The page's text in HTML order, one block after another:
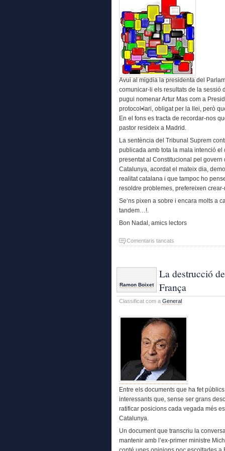
Avui al migdia la presidenta del
comunicar-li els resultats de la sessió
pugui nomenar Artur Mas com a
protocol•lari, obligat per la llei, però
En el fons es tracta de recordar-nos
pastor resideix a Madrid.
La sentència del Tribunal Suprem
publicada amb tota la mala intenció
presentat al Constitucional pel
Catalunya, acordat el mateix dia,
realitat catalana i que tampoc ho
resoldre problemes, prefereixen
Se‘ns pixen a sobre i encara molts a
tandem…!.
Bon Nadal, amics lectors
Comentaris tancats
Ramon Boixet
La destrucció
França
Classificat com a General
Entre els documents que ha fet
interessants que, sense ser grans
ratificar posicions cada vegada més
Catalunya.
Un document que transcriu la
mantenir amb l’ex-primer ministre